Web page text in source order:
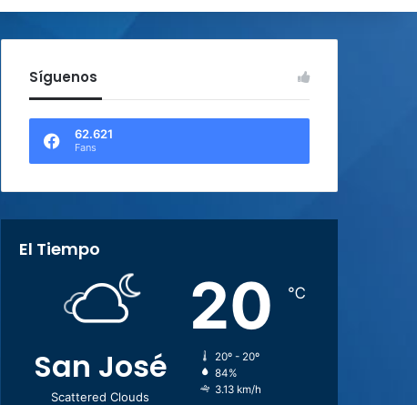
Síguenos
62.621
Fans
El Tiempo
San José
Scattered Clouds
20 ℃
20º - 20º
84%
3.13 km/h